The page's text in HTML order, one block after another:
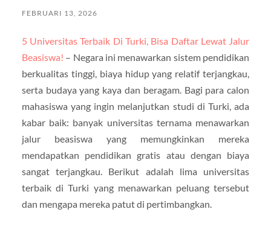
FEBRUARI 13, 2026
5 Universitas Terbaik Di Turki, Bisa Daftar Lewat Jalur
Beasiswa! – Negara ini menawarkan sistem pendidikan
berkualitas tinggi, biaya hidup yang relatif terjangkau,
serta budaya yang kaya dan beragam. Bagi para calon
mahasiswa yang ingin melanjutkan studi di Turki, ada
kabar baik: banyak universitas ternama menawarkan
jalur beasiswa yang memungkinkan mereka
mendapatkan pendidikan gratis atau dengan biaya
sangat terjangkau. Berikut adalah lima universitas
terbaik di Turki yang menawarkan peluang tersebut
dan mengapa mereka patut di pertimbangkan.